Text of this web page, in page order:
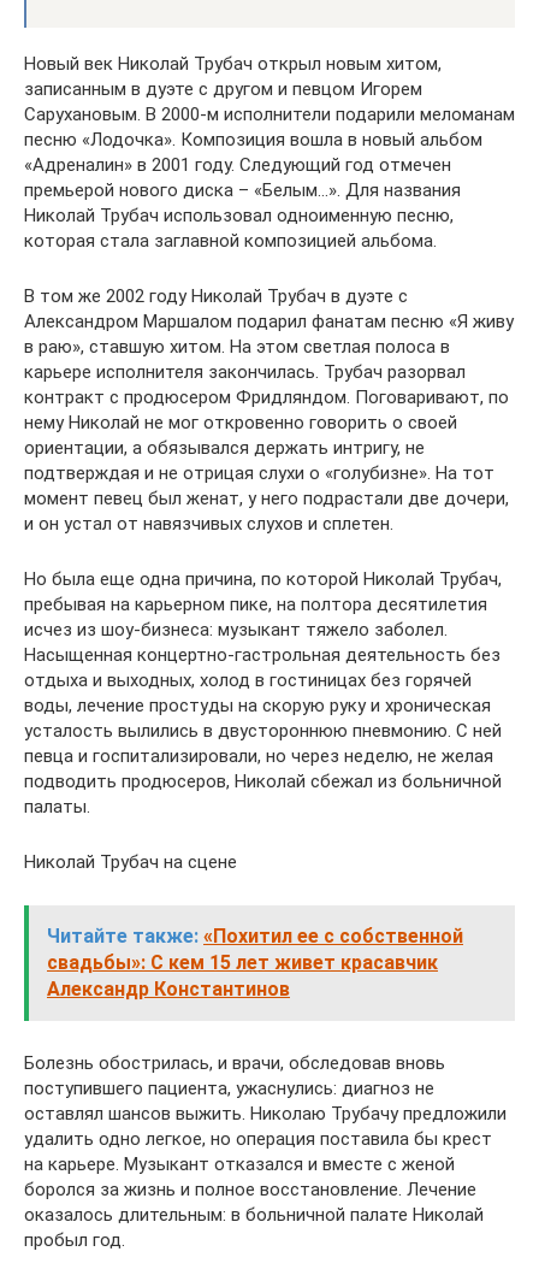
Новый век Николай Трубач открыл новым хитом,
записанным в дуэте с другом и певцом Игорем
Сарухановым. В 2000-м исполнители подарили меломанам
песню «Лодочка». Композиция вошла в новый альбом
«Адреналин» в 2001 году. Следующий год отмечен
премьерой нового диска – «Белым…». Для названия
Николай Трубач использовал одноименную песню,
которая стала заглавной композицией альбома.
В том же 2002 году Николай Трубач в дуэте с
Александром Маршалом подарил фанатам песню «Я живу
в раю», ставшую хитом. На этом светлая полоса в
карьере исполнителя закончилась. Трубач разорвал
контракт с продюсером Фридляндом. Поговаривают, по
нему Николай не мог откровенно говорить о своей
ориентации, а обязывался держать интригу, не
подтверждая и не отрицая слухи о «голубизне». На тот
момент певец был женат, у него подрастали две дочери,
и он устал от навязчивых слухов и сплетен.
Но была еще одна причина, по которой Николай Трубач,
пребывая на карьерном пике, на полтора десятилетия
исчез из шоу-бизнеса: музыкант тяжело заболел.
Насыщенная концертно-гастрольная деятельность без
отдыха и выходных, холод в гостиницах без горячей
воды, лечение простуды на скорую руку и хроническая
усталость вылились в двустороннюю пневмонию. С ней
певца и госпитализировали, но через неделю, не желая
подводить продюсеров, Николай сбежал из больничной
палаты.
Николай Трубач на сцене
Читайте также: «Похитил ее с собственной
свадьбы»: С кем 15 лет живет красавчик
Александр Константинов
Болезнь обострилась, и врачи, обследовав вновь
поступившего пациента, ужаснулись: диагноз не
оставлял шансов выжить. Николаю Трубачу предложили
удалить одно легкое, но операция поставила бы крест
на карьере. Музыкант отказался и вместе с женой
боролся за жизнь и полное восстановление. Лечение
оказалось длительным: в больничной палате Николай
пробыл год.